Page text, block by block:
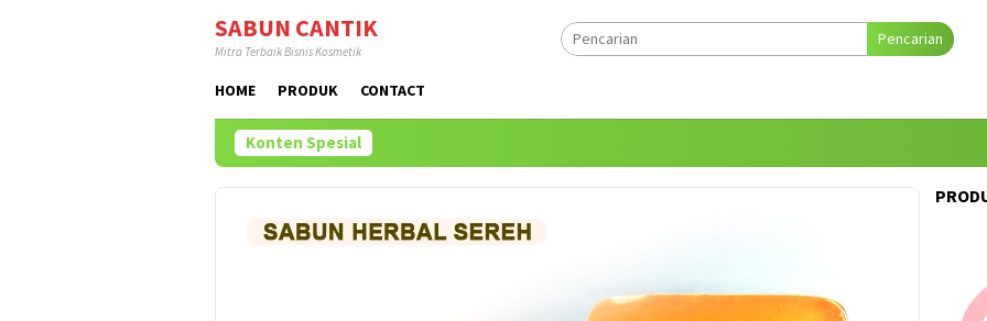
SABUN CANTIK
Mitra Terbaik Bisnis Kosmetik
Pencarian
HOME PRODUK CONTACT
Konten Spesial